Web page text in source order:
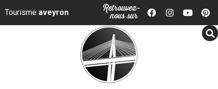
Panneau de gestion des cookies
Tourisme aveyron Retrouvez-
nous sur